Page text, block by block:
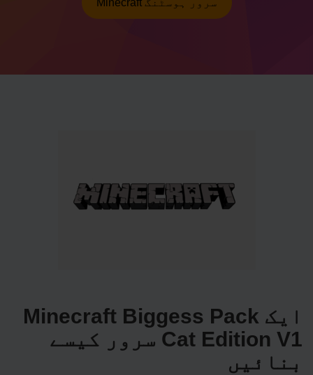
Minecraft سرور ہوسٹنگ
ایک Minecraft Biggess Pack
Cat Edition V1 سرور کیسے
بنائیں